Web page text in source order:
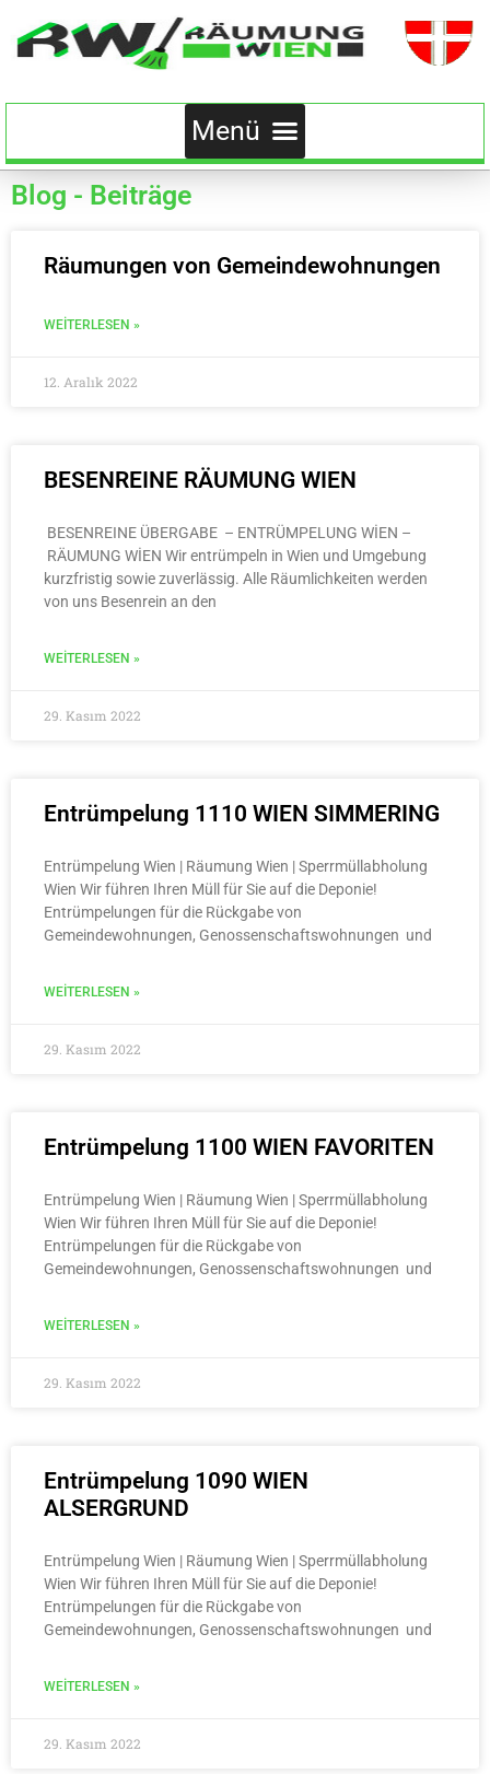
Blog - Beiträge
Räumungen von Gemeindewohnungen
WEITERLESEN »
12. Aralık 2022
BESENREINE RÄUMUNG WIEN
BESENREINE ÜBERGABE – ENTRÜMPELUNG WİEN –
RÄUMUNG WİEN Wir entrümpeln in Wien und Umgebung
kurzfristig sowie zuverlässig. Alle Räumlichkeiten werden
von uns Besenrein an den
WEITERLESEN »
29. Kasım 2022
Entrümpelung 1110 WIEN SIMMERING
Entrümpelung Wien | Räumung Wien | Sperrmüllabholung
Wien Wir führen Ihren Müll für Sie auf die Deponie!
Entrümpelungen für die Rückgabe von
Gemeindewohnungen, Genossenschaftswohnungen und
WEITERLESEN »
29. Kasım 2022
Entrümpelung 1100 WIEN FAVORITEN
Entrümpelung Wien | Räumung Wien | Sperrmüllabholung
Wien Wir führen Ihren Müll für Sie auf die Deponie!
Entrümpelungen für die Rückgabe von
Gemeindewohnungen, Genossenschaftswohnungen und
WEITERLESEN »
29. Kasım 2022
Entrümpelung 1090 WIEN
ALSERGRUND
Entrümpelung Wien | Räumung Wien | Sperrmüllabholung
Wien Wir führen Ihren Müll für Sie auf die Deponie!
Entrümpelungen für die Rückgabe von
Gemeindewohnungen, Genossenschaftswohnungen und
WEITERLESEN »
29. Kasım 2022